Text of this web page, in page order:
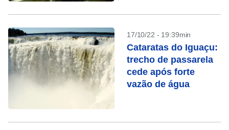
17/10/22 - 19:39min
Cataratas do Iguaçu:
trecho de passarela
cede após forte
vazão de água